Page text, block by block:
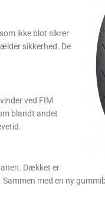
ikke blot sikrer
sikkerhed. De
ved FIM
blandt andet
Dækket er
med en ny